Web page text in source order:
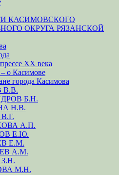
КАСИМОВСКОГО
ОКРУГА РЯЗАНСКОЙ
XX века
о Касимове
города Касимова
В.В.
Б.Н.
Н.В.
А.П.
Е.Ю.
Е.М.
А.М.
М.Н.